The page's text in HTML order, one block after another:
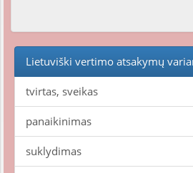
Lietuviški vertimo atsakymų
tvirtas, sveikas
panaikinimas
suklydimas